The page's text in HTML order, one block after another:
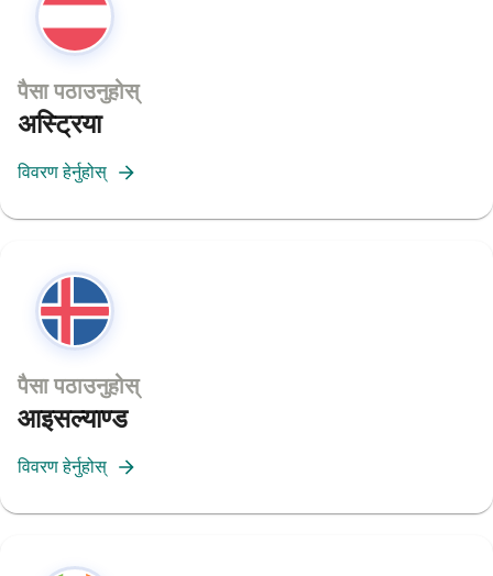
पैसा पठाउनुहोस्
अस्ट्रिया
विवरण हेर्नुहोस्
पैसा पठाउनुहोस्
आइसल्याण्ड
विवरण हेर्नुहोस्